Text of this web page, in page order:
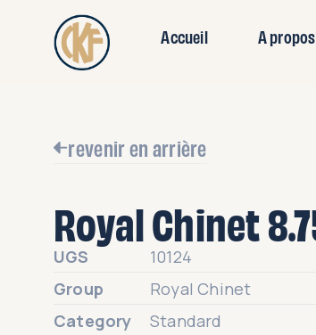
Accueil A propos
revenir en arrière
Royal Chinet
UGS
10124
Group
Royal Chinet
Category
Standard